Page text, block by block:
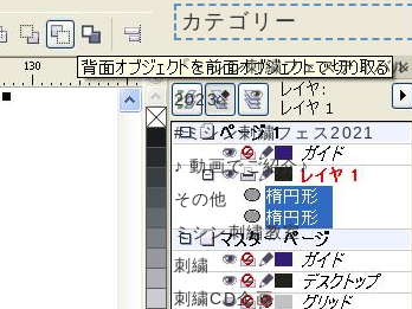
カテゴリー
『ミシン刺繍フェスティバル
2023』
#ミシン刺繍フェス2021
♪ 動画でご紹介♪
その他
ミシン刺繍教室
刺繍
刺繍CD企画